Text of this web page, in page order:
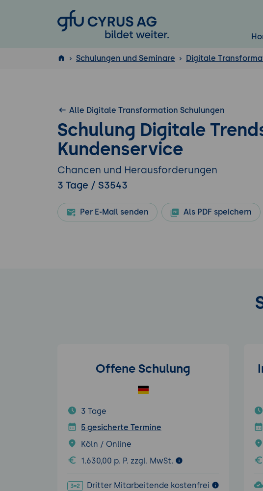
GFU Cyrus AG
ISTQB
Schulungen und Seminare Digitale
Alle Digitale Transformation Schulungen
Schulung Digitale
Kundenservice
Chancen und Herausforderungen
3 Tage / S3543
Per E-Mail senden Als PDF speichern
Offene Schulung
3 Tage
5 gesicherte Termine
Köln / Online
1.630,00 p. P. zzgl. MwSt.
Dritter Mitarbeitende kostenfrei